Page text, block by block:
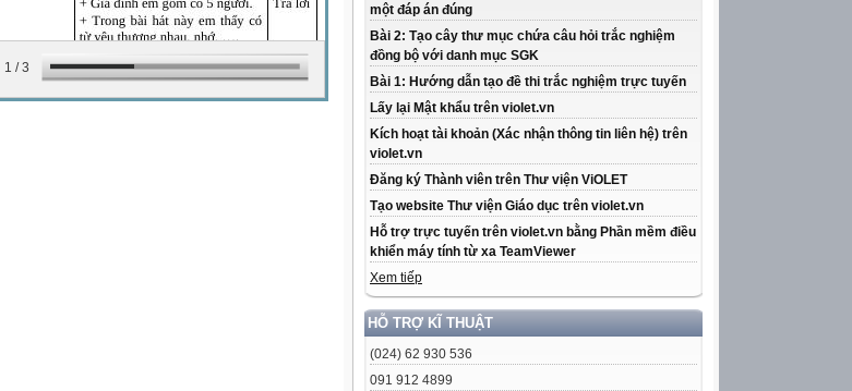
một đáp án đúng
Bài 2: Tạo cây thư mục chứa câu hỏi trắc nghiệm
đồng bộ với danh mục SGK
Bài 1: Hướng dẫn tạo đề thi trắc nghiệm trực tuyến
Lấy lại Mật khẩu trên violet.vn
Kích hoạt tài khoản (Xác nhận thông tin liên hệ) trên
violet.vn
Đăng ký Thành viên trên Thư viện ViOLET
Tạo website Thư viện Giáo dục trên violet.vn
Hỗ trợ trực tuyến trên violet.vn bằng Phần mềm điều
khiển máy tính từ xa TeamViewer
Xem tiếp
HỖ TRỢ KĨ THUẬT
(024) 62 930 536
091 912 4899
1 /3